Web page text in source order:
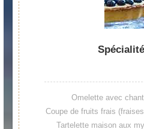
Omelette avec
Coupe de fruits frais
Tartelette maison aux